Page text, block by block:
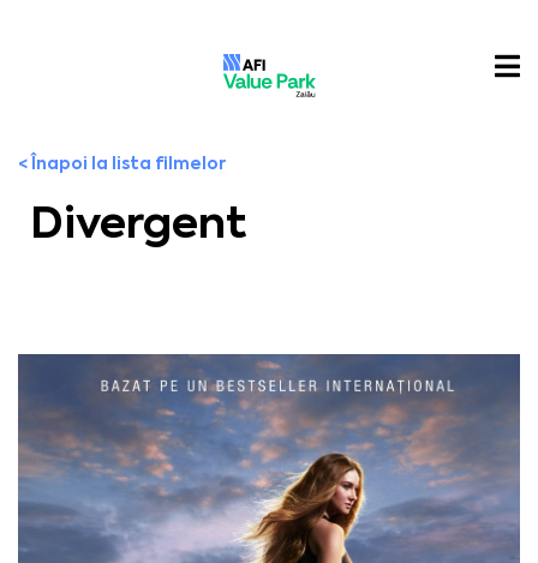
< Înapoi la lista filmelor
Divergent